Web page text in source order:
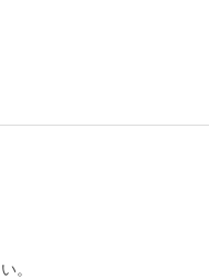
。